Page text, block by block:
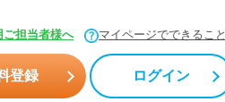
ご担当者様へ マイページでできること
登録 ログイン